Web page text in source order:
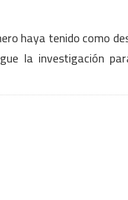
haya tenido como
la investigación